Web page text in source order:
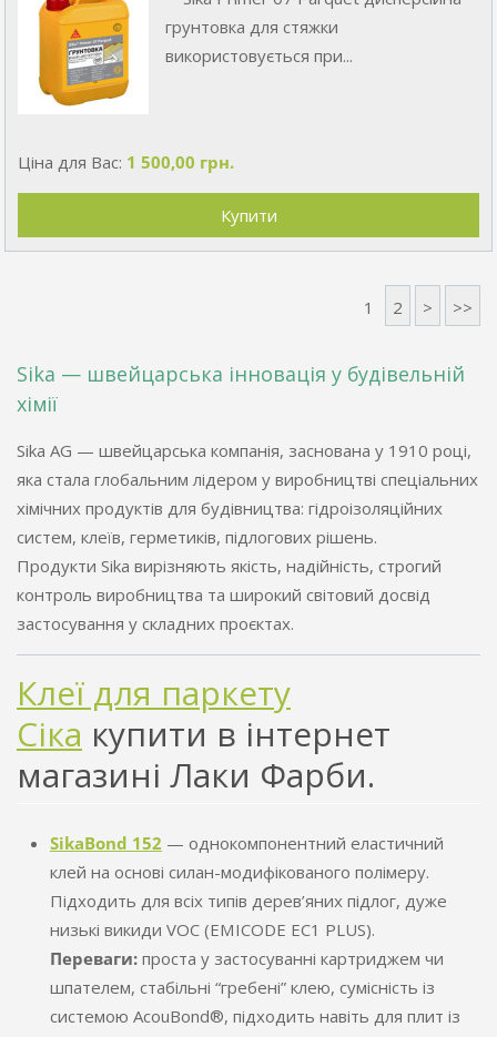
грунтовка для стяжки
використовується при...
Ціна для Вас: 1 500,00 грн.
1 2 > >>
Sika — швейцарська інновація у будівельній
хімії
Sika AG — швейцарська компанія, заснована у 1910 році,
яка стала глобальним лідером у виробництві спеціальних
хімічних продуктів для будівництва: гідроізоляційних
систем, клеїв, герметиків, підлогових рішень.
Продукти Sika вирізняють якість, надійність, строгий
контроль виробництва та широкий світовий досвід
застосування у складних проєктах.
Клеї для паркету
Сіка купити в інтернет
магазині Лаки Фарби.
SikaBond 152 — однокомпонентний еластичний
клей на основі силан-модифікованого полімеру.
Підходить для всіх типів дерев’яних підлог, дуже
низькі викиди VOC (EMICODE EC1 PLUS).
Переваги:проста у застосуванні картриджем чи
шпателем, стабільні “гребені” клею, сумісність із
системою AcouBond®, підходить навіть для плит із